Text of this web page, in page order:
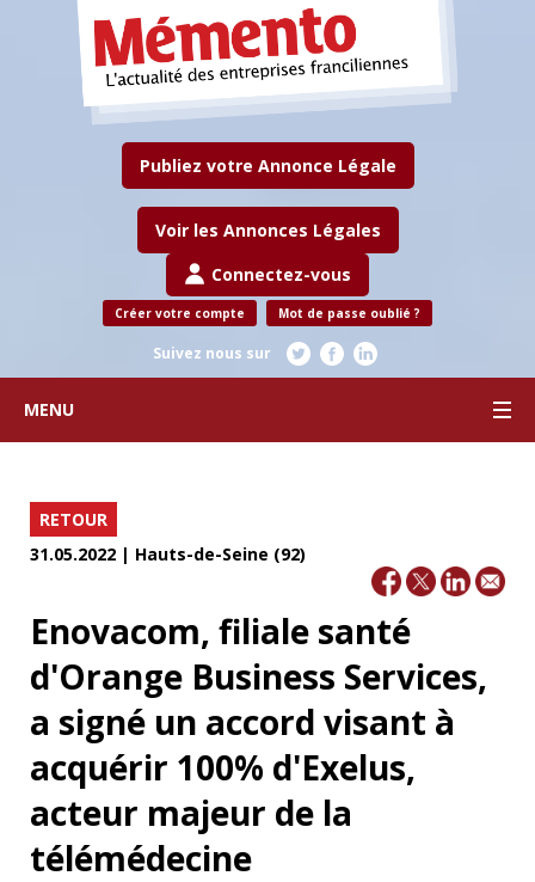
Publiez votre Annonce Légale
Voir les Annonces Légales
Connectez-vous
Créer votre compte Mot de passe oublié ?
Suivez nous sur
MENU
RETOUR
31.05.2022 | Hauts-de-Seine (92)
Enovacom, filiale santé
d'Orange Business Services,
a signé un accord visant à
acquérir 100% d'Exelus,
acteur majeur de la
télémédecine